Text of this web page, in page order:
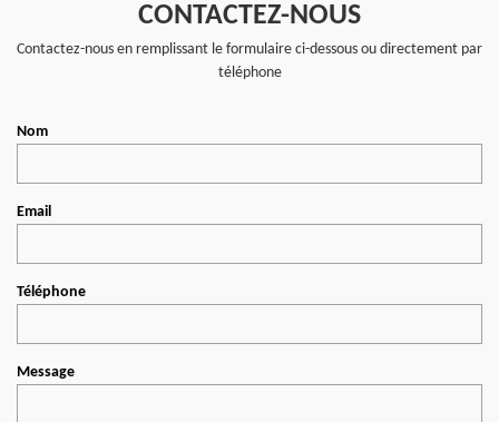
CONTACTEZ-NOUS
Contactez-nous en remplissant le formulaire ci-dessous ou directement par
téléphone
Nom
Email
Téléphone
Message